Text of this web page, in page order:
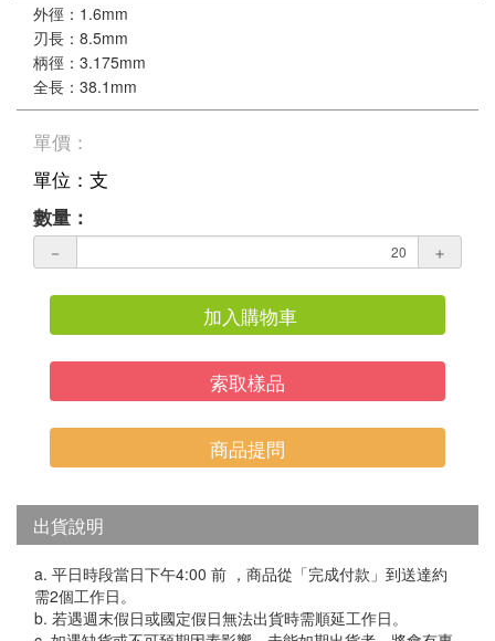
外徑：1.6mm
刃長：8.5mm
柄徑：3.175mm
全長：38.1mm
單價：
單位：支
數量：
－ ＋
加入購物車
索取樣品
商品提問
出貨說明
a. 平日時段當日下午4:00 前 ，商品從「完成付款」到送達約
需2個工作日。
b. 若遇週末假日或國定假日無法出貨時需順延工作日。